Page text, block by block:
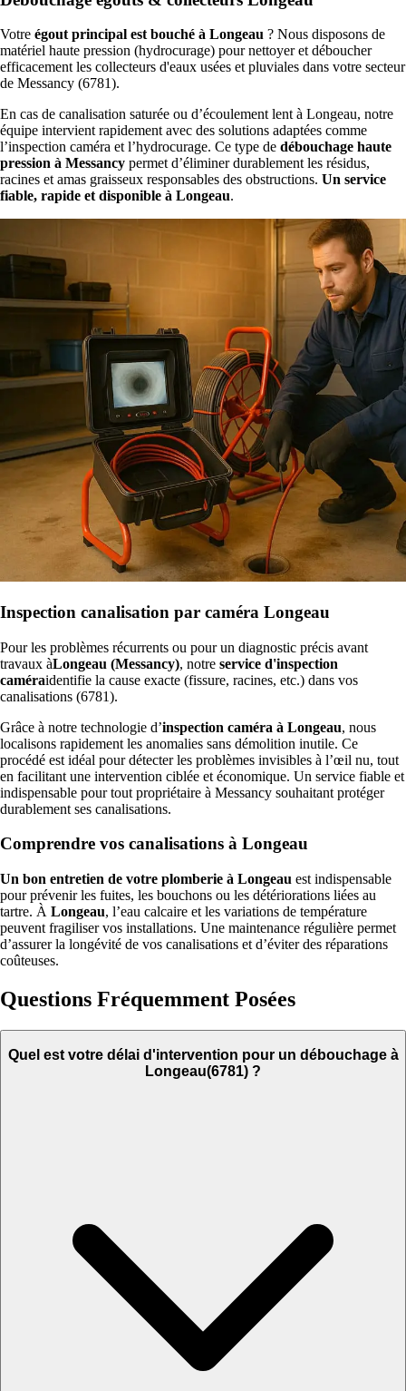
Votre égout principal est bouché à Longeau ? Nous disposons de
matériel haute pression (hydrocurage) pour nettoyer et déboucher
efficacement les collecteurs d'eaux usées et pluviales dans votre secteur
de Messancy (6781).
En cas de canalisation saturée ou d’écoulement lent à Longeau, notre
équipe intervient rapidement avec des solutions adaptées comme
l’inspection caméra et l’hydrocurage. Ce type de débouchage haute
pression à Messancy permet d’éliminer durablement les résidus,
racines et amas graisseux responsables des obstructions. Un service
fiable, rapide et disponible à Longeau.
Inspection canalisation par caméra Longeau
Pour les problèmes récurrents ou pour un diagnostic précis avant
travaux àLongeau (Messancy), notre service d'inspection
caméraidentifie la cause exacte (fissure, racines, etc.) dans vos
canalisations (6781).
Grâce à notre technologie d’inspection caméra à Longeau, nous
localisons rapidement les anomalies sans démolition inutile. Ce
procédé est idéal pour détecter les problèmes invisibles à l’œil nu, tout
en facilitant une intervention ciblée et économique. Un service fiable et
indispensable pour tout propriétaire à Messancy souhaitant protéger
durablement ses canalisations.
Comprendre vos canalisations à Longeau
Un bon entretien de votre plomberie à Longeau est indispensable
pour prévenir les fuites, les bouchons ou les détériorations liées au
tartre. À Longeau, l’eau calcaire et les variations de température
peuvent fragiliser vos installations. Une maintenance régulière permet
d’assurer la longévité de vos canalisations et d’éviter des réparations
coûteuses.
Questions Fréquemment Posées
Quel est votre délai d'intervention pour un débouchage à
Longeau(6781) ?